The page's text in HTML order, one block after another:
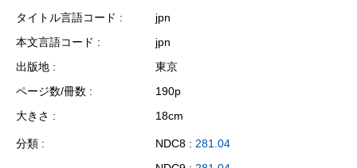
タイトル言語コード
jpn
本文言語コード
jpn
出版地
東京
ページ数/冊数
190p
大きさ
18cm
分類 NDC8 : 281.04